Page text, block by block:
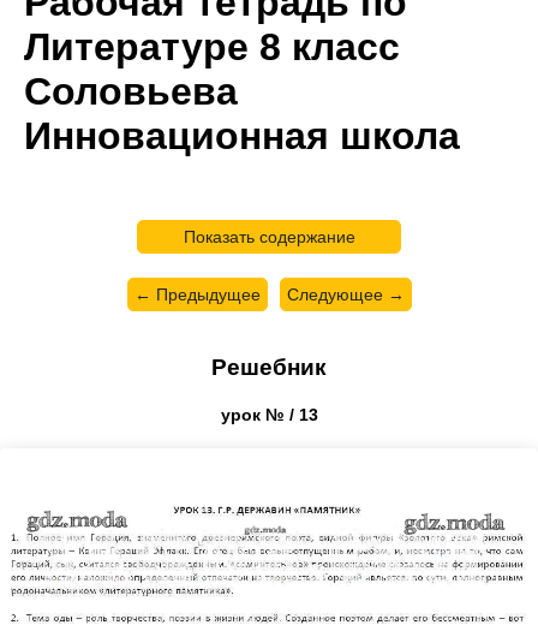
Литературе 8 класс
Соловьева
Инновационная школа
Показать содержание
← Предыдущее Следующее →
Решебник
урок № / 13